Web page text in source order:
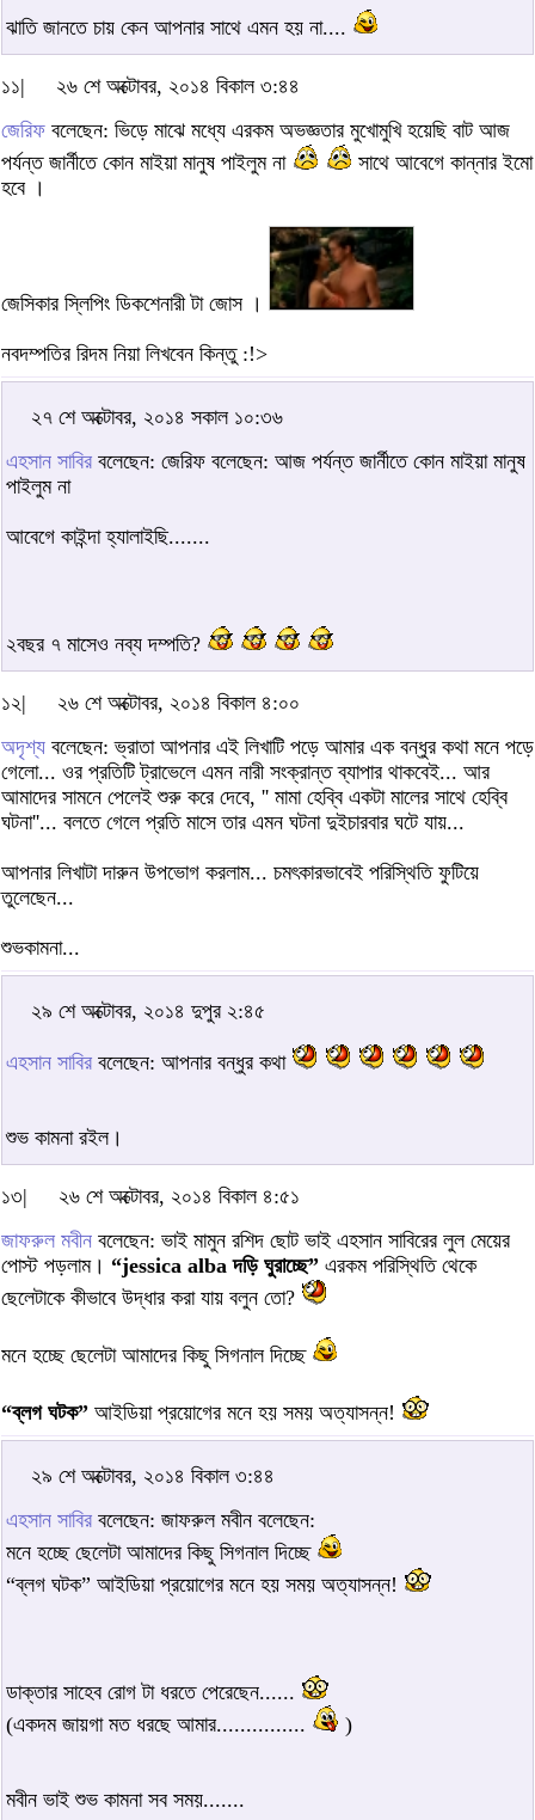
ঝাতি জানতে চায় কেন আপনার সাথে এমন হয় না....
১১|
২৬ শে অক্টোবর, ২০১৪ বিকাল ৩:৪৪
জেরিফ বলেছেন: ভিড়ে মাঝে মধ্যে এরকম অভজ্ঞতার মুখোমুখি হয়েছি বাট আজ
পর্যন্ত জার্নীতে কোন মাইয়া মানুষ পাইলুম না
সাথে আবেগে কান্নার ইমো
হবে ।
জেসিকার স্লিপিং ডিকশেনারী টা জোস ।
নবদম্পতির রিদম নিয়া লিখবেন কিন্তু :!>
২৭ শে অক্টোবর, ২০১৪ সকাল ১০:৩৬
এহসান সাবির বলেছেন: জেরিফ বলেছেন: আজ পর্যন্ত জার্নীতে কোন মাইয়া মানুষ
পাইলুম না
আবেগে কাইন্দা হ্যালাইছি.......
২বছর ৭ মাসেও নব্য দম্পতি?
১২|
২৬ শে অক্টোবর, ২০১৪ বিকাল ৪:০০
অদৃশ্য বলেছেন: ভ্রাতা আপনার এই লিখাটি পড়ে আমার এক বন্ধুর কথা মনে পড়ে
গেলো... ওর প্রতিটি ট্রাভেলে এমন নারী সংক্রান্ত ব্যাপার থাকবেই... আর
আমাদের সামনে পেলেই শুরু করে দেবে, '' মামা হেব্বি একটা মালের সাথে হেব্বি
ঘটনা''... বলতে গেলে প্রতি মাসে তার এমন ঘটনা দুইচারবার ঘটে যায়...
আপনার লিখাটা দারুন উপভোগ করলাম... চমৎকারভাবেই পরিস্থিতি ফুটিয়ে
তুলেছেন...
শুভকামনা...
২৯ শে অক্টোবর, ২০১৪ দুপুর ২:৪৫
এহসান সাবির বলেছেন: আপনার বন্ধুর কথা
শুভ কামনা রইল।
১৩|
২৬ শে অক্টোবর, ২০১৪ বিকাল ৪:৫১
জাফরুল মবীন বলেছেন: ভাই মামুন রশিদ ছোট ভাই এহসান সাবিরের লুল মেয়ের
পোস্ট পড়লাম। “jessica alba দড়ি ঘুরাচ্ছে” এরকম পরিস্থিতি থেকে
ছেলেটাকে কীভাবে উদ্ধার করা যায় বলুন তো?
মনে হচ্ছে ছেলেটা আমাদের কিছু সিগনাল দিচ্ছে
“ব্লগ ঘটক” আইডিয়া প্রয়োগের মনে হয় সময় অত্যাসন্ন!
২৯ শে অক্টোবর, ২০১৪ বিকাল ৩:৪৪
এহসান সাবির বলেছেন: জাফরুল মবীন বলেছেন:
মনে হচ্ছে ছেলেটা আমাদের কিছু সিগনাল দিচ্ছে
“ব্লগ ঘটক” আইডিয়া প্রয়োগের মনে হয় সময় অত্যাসন্ন!
ডাক্তার সাহেব রোগ টা ধরতে পেরেছেন......
(একদম জায়গা মত ধরছে আমার...............
)
মবীন ভাই শুভ কামনা সব সময়.......